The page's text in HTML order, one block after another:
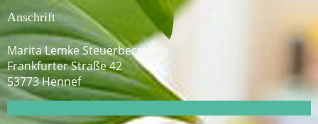
Anschrift
Marita Lemke Steuerberaterin
Frankfurter Straße 42
53773 Hennef